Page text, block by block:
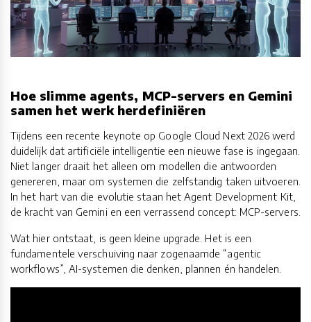
Hoe slimme agents, MCP-servers en Gemini
samen het werk herdefiniëren
Tijdens een recente keynote op Google Cloud Next 2026 werd
duidelijk dat artificiële intelligentie een nieuwe fase is ingegaan.
Niet langer draait het alleen om modellen die antwoorden
genereren, maar om systemen die zelfstandig taken uitvoeren.
In het hart van die evolutie staan het Agent Development Kit,
de kracht van Gemini en een verrassend concept: MCP-servers.
Wat hier ontstaat, is geen kleine upgrade. Het is een
fundamentele verschuiving naar zogenaamde “agentic
workflows”, AI-systemen die denken, plannen én handelen.